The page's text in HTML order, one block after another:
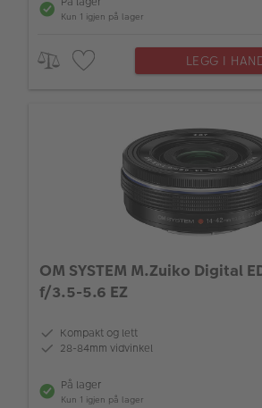
Kun 1 igjen på lager
LEGG I
OM SYSTEM M.Zuiko Digital
f/3.5-5.6 EZ
Kompakt og lett
28-84mm vidvinkel
På lager
Kun 1 igjen på lager